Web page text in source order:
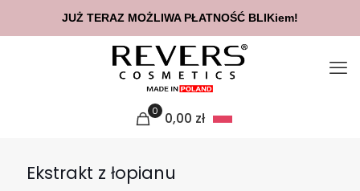
0 0,00 zł
Ekstrakt z łopianu
JUŻ TERAZ MOŻLIWA PŁATNOŚĆ BLIKiem!